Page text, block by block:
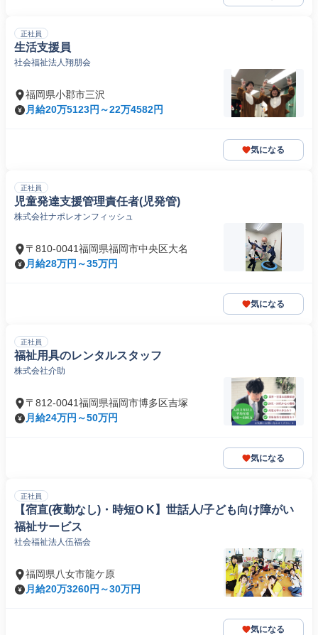
正社員
生活支援員
社会福祉法人翔朋会
福岡県小郡市三沢
月給20万5123円～22万4582円
気になる
正社員
児童発達支援管理責任者(児発管)
株式会社ナポレオンフィッシュ
〒810-0041福岡県福岡市中央区大名
月給28万円～35万円
気になる
正社員
福祉用具のレンタルスタッフ
株式会社介助
〒812-0041福岡県福岡市博多区吉塚
月給24万円～50万円
気になる
正社員
【宿直(夜勤なし)・時短O K】世話人/子ども向け障がい
福祉サービス
社会福祉法人伍福会
福岡県八女市龍ケ原
月給20万3260円～30万円
気になる